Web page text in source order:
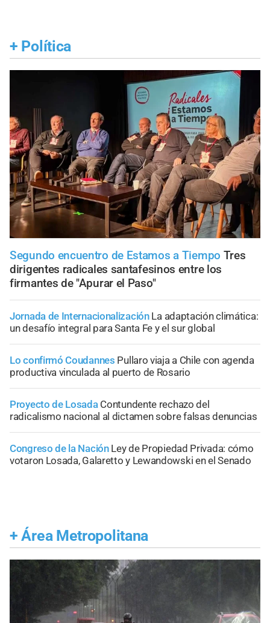
+ Política
Segundo encuentro de Estamos a Tiempo Tres
dirigentes radicales santafesinos entre los
firmantes de "Apurar el Paso"
Jornada de Internacionalización La adaptación climática:
un desafío integral para Santa Fe y el sur global
Lo confirmó Coudannes Pullaro viaja a Chile con agenda
productiva vinculada al puerto de Rosario
Proyecto de Losada Contundente rechazo del
radicalismo nacional al dictamen sobre falsas denuncias
Congreso de la Nación Ley de Propiedad Privada: cómo
votaron Losada, Galaretto y Lewandowski en el Senado
+ Área Metropolitana